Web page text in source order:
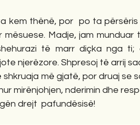
kem thënë, por  po ta
mësuese. Madje, jam munduar
të marr diçka nga ti;
njerëzore. Shpresoj të arrij
më gjatë, por druaj se
mirënjohjen, nderimin dhe
drejt  pafundësisë!